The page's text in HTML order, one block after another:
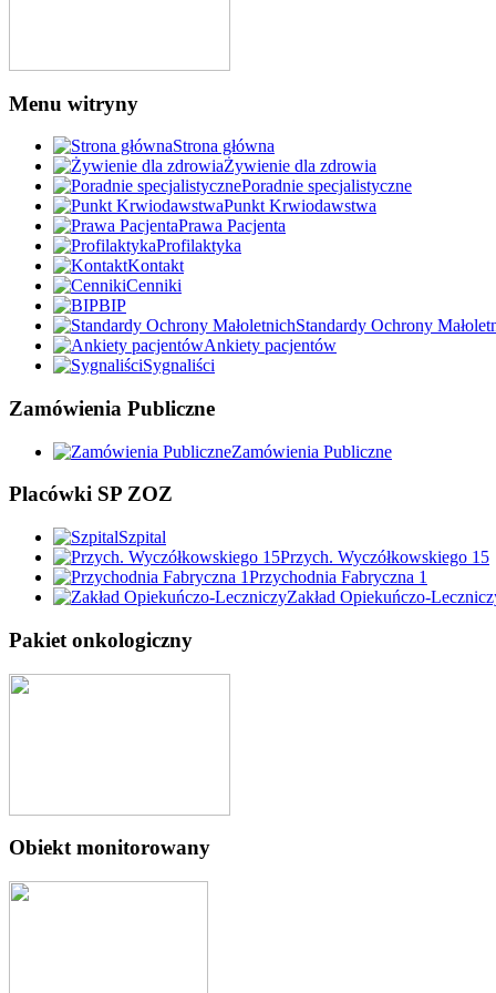
Menu witryny
Strona główna
Żywienie dla zdrowia
Poradnie specjalistyczne
Punkt Krwiodawstwa
Prawa Pacjenta
Profilaktyka
Kontakt
Cenniki
BIP
Standardy Ochrony
Ankiety pacjentów
Sygnaliści
Zamówienia Publiczne
Zamówienia Publiczne
Placówki SP ZOZ
Szpital
Przych. Wyczółkowskiego 15
Przychodnia Fabryczna 1
Zakład Opiekuńczo-
Pakiet onkologiczny
Obiekt monitorowany